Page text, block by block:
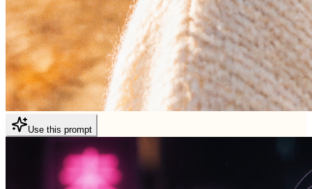
Use this prompt